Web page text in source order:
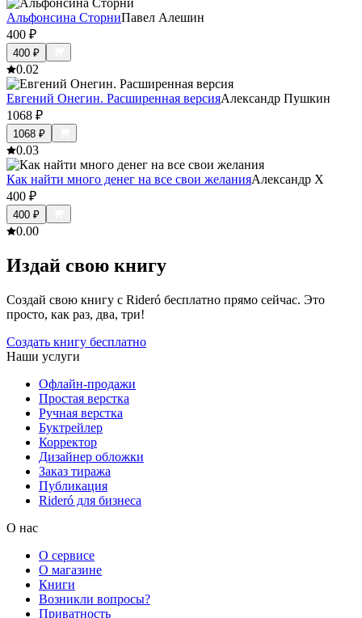
Альфонсина СторниПавел Алешин
400 ₽
400 ₽
0.02
Евгений Онегин. Расширенная версияАлександр Пушкин
1068 ₽
1068 ₽
0.03
Как найти много денег на все свои желанияАлександр Х
400 ₽
400 ₽
0.00
Издай свою книгу
Создай свою книгу с Rideró бесплатно прямо сейчас. Это
просто, как раз, два, три!
Создать книгу бесплатно
Наши услуги
Офлайн-продажи
Простая верстка
Ручная верстка
Буктрейлер
Корректор
Дизайнер обложки
Заказ тиража
Публикация
Rideró для бизнеса
О нас
О сервисе
О магазине
Книги
Возникли вопросы?
Приватность